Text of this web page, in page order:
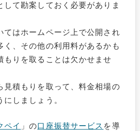
して勘案しておく必要がありま
てはホームページ上で公開され
く、その他の利用料があるかも
もりを取ることは欠かせませ
見積もりを取って、料金相場の
しましょう。
ペイ 」の口座振替サービス を導